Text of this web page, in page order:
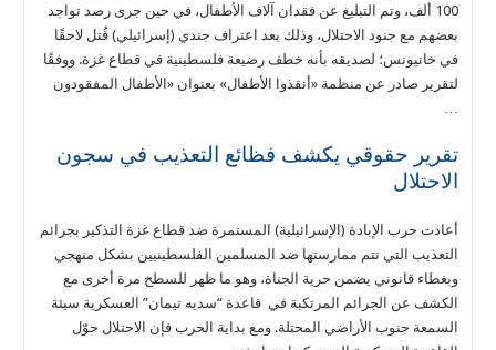
100 ألف، وتم التبليغ عن فقدان آلاف الأطفال، في حين جرى رصد تواجد
بعضهم مع جنود الاحتلال، وذلك بعد اعتراف جندي (إسرائيلي) قُتل لاحقًا
في خانيونس؛ لصديقه بأنه خطف رضيعة فلسطينية في قطاع غزة. ووفقًا
لتقرير صادر عن منظمة «أنقذوا الأطفال» بعنوان «الأطفال المفقودون
تقرير حقوقي يكشف فظائع التعذيب في سجون
الاحتلال
أعادت حرب الإبادة (الإسرائيلية) المستمرة ضد قطاع غزة التذكير بجرائم
التعذيب التي تتم ممارستها ضد المسلمين الفلسطينيين بشكل منهجي
وبغطاء قانوني يضمن حرية الجناة، وهو ما ظهر للسطح مرة أخرى مع
الكشف عن الجرائم المرتكبة في قاعدة “سديه تيمان” العسكرية سيئة
السمعة جنوب الأراضي المحتلة. ومع بداية الحرب فإن الاحتلال حوّل